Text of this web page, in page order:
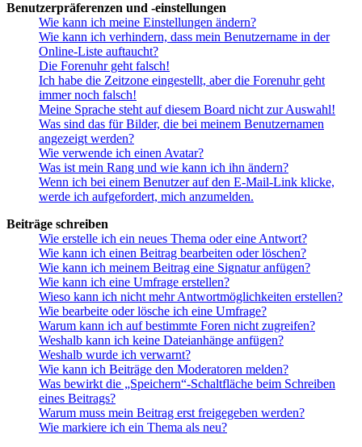
Benutzerpräferenzen und -einstellungen
Wie kann ich meine Einstellungen ändern?
Wie kann ich verhindern, dass mein Benutzername in der
Online-Liste auftaucht?
Die Forenuhr geht falsch!
Ich habe die Zeitzone eingestellt, aber die Forenuhr geht
immer noch falsch!
Meine Sprache steht auf diesem Board nicht zur Auswahl!
Was sind das für Bilder, die bei meinem Benutzernamen
angezeigt werden?
Wie verwende ich einen Avatar?
Was ist mein Rang und wie kann ich ihn ändern?
Wenn ich bei einem Benutzer auf den E-Mail-Link klicke,
werde ich aufgefordert, mich anzumelden.
Beiträge schreiben
Wie erstelle ich ein neues Thema oder eine Antwort?
Wie kann ich einen Beitrag bearbeiten oder löschen?
Wie kann ich meinem Beitrag eine Signatur anfügen?
Wie kann ich eine Umfrage erstellen?
Wieso kann ich nicht mehr Antwortmöglichkeiten erstellen?
Wie bearbeite oder lösche ich eine Umfrage?
Warum kann ich auf bestimmte Foren nicht zugreifen?
Weshalb kann ich keine Dateianhänge anfügen?
Weshalb wurde ich verwarnt?
Wie kann ich Beiträge den Moderatoren melden?
Was bewirkt die „Speichern“-Schaltfläche beim Schreiben
eines Beitrags?
Warum muss mein Beitrag erst freigegeben werden?
Wie markiere ich ein Thema als neu?